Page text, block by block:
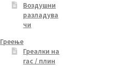
Воздушни
разладува
чи
Греење
Греалки на
гас / плин